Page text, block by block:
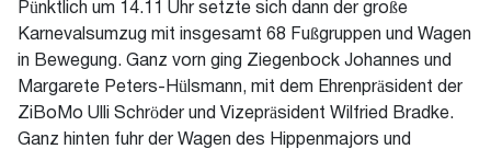
Pünktlich um 14.11 Uhr setzte sich dann der große
Karnevalsumzug mit insgesamt 68 Fußgruppen und Wagen
in Bewegung. Ganz vorn ging Ziegenbock Johannes und
Margarete Peters-Hülsmann, mit dem Ehrenpräsident der
ZiBoMo Ulli Schröder und Vizepräsident Wilfried Bradke.
Ganz hinten fuhr der Wagen des Hippenmajors und